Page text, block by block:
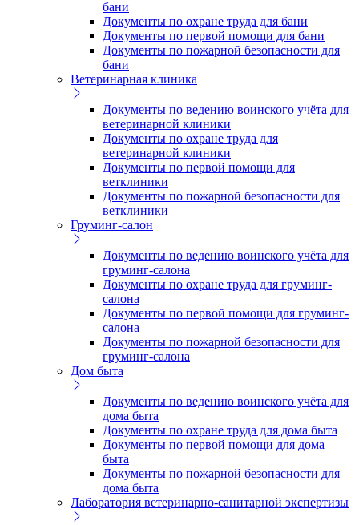
бани
Документы по охране труда для бани
Документы по первой помощи для бани
Документы по пожарной безопасности для
бани
Ветеринарная клиника
Документы по ведению воинского учёта для
ветеринарной клиники
Документы по охране труда для
ветеринарной клиники
Документы по первой помощи для
ветклиники
Документы по пожарной безопасности для
ветклиники
Груминг-салон
Документы по ведению воинского учёта для
груминг-салона
Документы по охране труда для груминг-
салона
Документы по первой помощи для груминг-
салона
Документы по пожарной безопасности для
груминг-салона
Дом быта
Документы по ведению воинского учёта для
дома быта
Документы по охране труда для дома быта
Документы по первой помощи для дома
быта
Документы по пожарной безопасности для
дома быта
Лаборатория ветеринарно-санитарной экспертизы